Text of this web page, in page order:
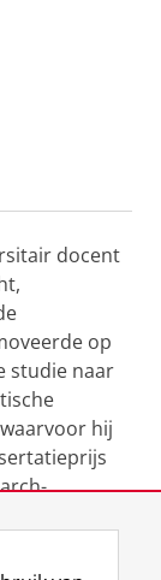
docent
op
studie naar
hij